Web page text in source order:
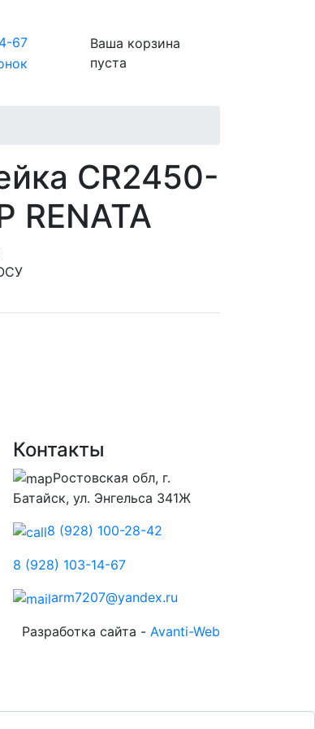
67
Ваша корзина
пуста
CR2450-
RENATA
Контакты
Ростовская обл, г.
Батайск, ул. Энгельса 341Ж
8 (928) 100-28-42
8 (928) 103-14-67
arm7207@yandex.ru
Разработка сайта - Avanti-Web